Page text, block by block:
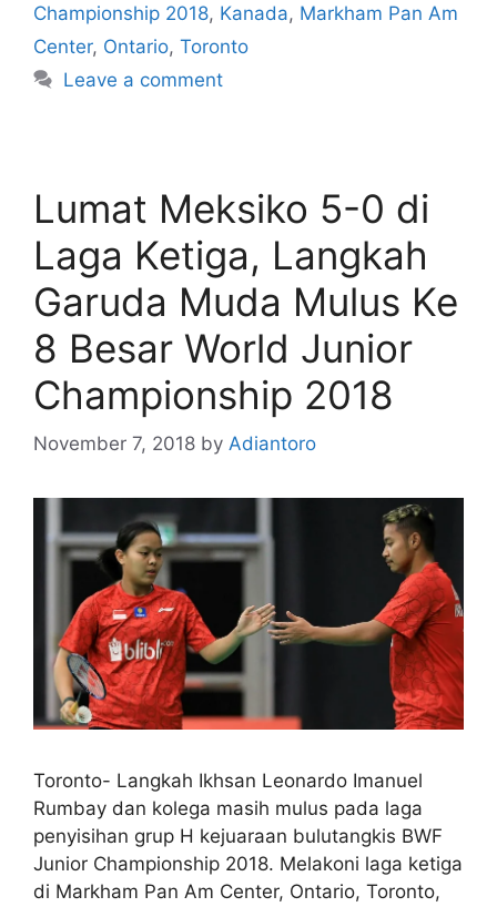
Championship 2018, Kanada, Markham Pan Am
Center, Ontario, Toronto
Leave a comment
Lumat Meksiko 5-0 di
Laga Ketiga, Langkah
Garuda Muda Mulus Ke
8 Besar World Junior
Championship 2018
November 7, 2018 by Adiantoro
Toronto- Langkah Ikhsan Leonardo Imanuel
Rumbay dan kolega masih mulus pada laga
penyisihan grup H kejuaraan bulutangkis BWF
Junior Championship 2018. Melakoni laga ketiga
di Markham Pan Am Center, Ontario, Toronto,